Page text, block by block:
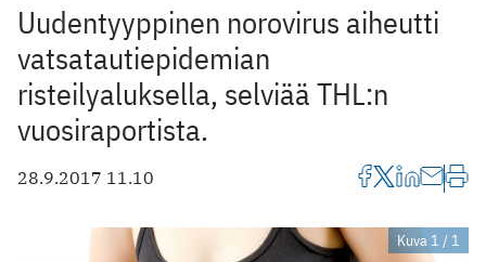
Uudentyyppinen norovirus aiheutti
vatsatautiepidemian
risteilyaluksella, selviää THL:n
vuosiraportista.
28.9.2017 11.10
Kuva 1 / 1